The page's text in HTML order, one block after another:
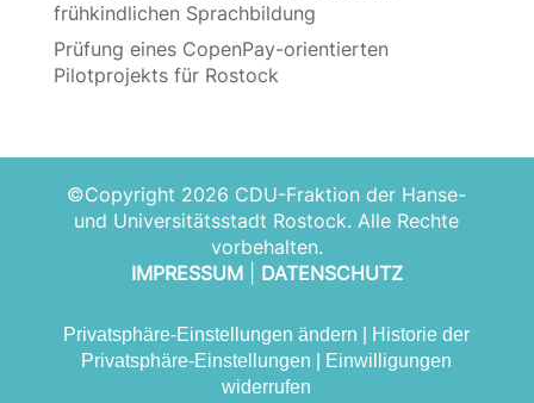
frühkindlichen Sprachbildung
Prüfung eines CopenPay-orientierten
Pilotprojekts für Rostock
©Copyright 2026 CDU-Fraktion der Hanse-
und Universitätsstadt Rostock. Alle Rechte
vorbehalten.
IMPRESSUM| DATENSCHUTZ
Privatsphäre-Einstellungen ändern
Historie der
Privatsphäre-Einstellungen
Einwilligungen
widerrufen